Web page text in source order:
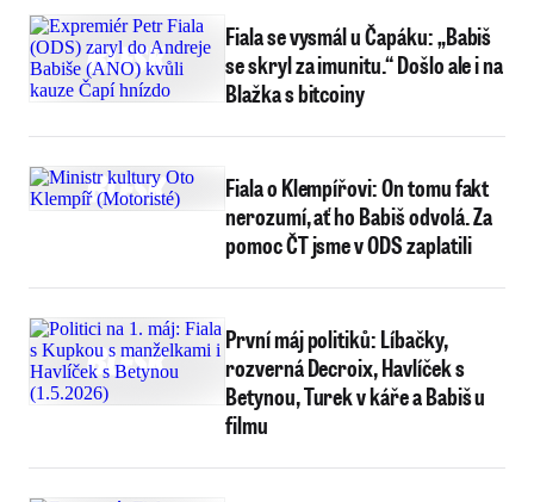
Fiala se vysmál u Čapáku: „Babiš
se skryl za imunitu.“ Došlo ale i na
Blažka s bitcoiny
Fiala o Klempířovi: On tomu fakt
nerozumí, ať ho Babiš odvolá. Za
pomoc ČT jsme v ODS zaplatili
První máj politiků: Líbačky,
rozverná Decroix, Havlíček s
Betynou, Turek v káře a Babiš u
filmu